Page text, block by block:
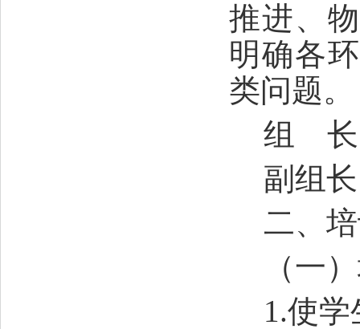
推进、
明确各
类问题。
组
副组
二、
（一
1.使